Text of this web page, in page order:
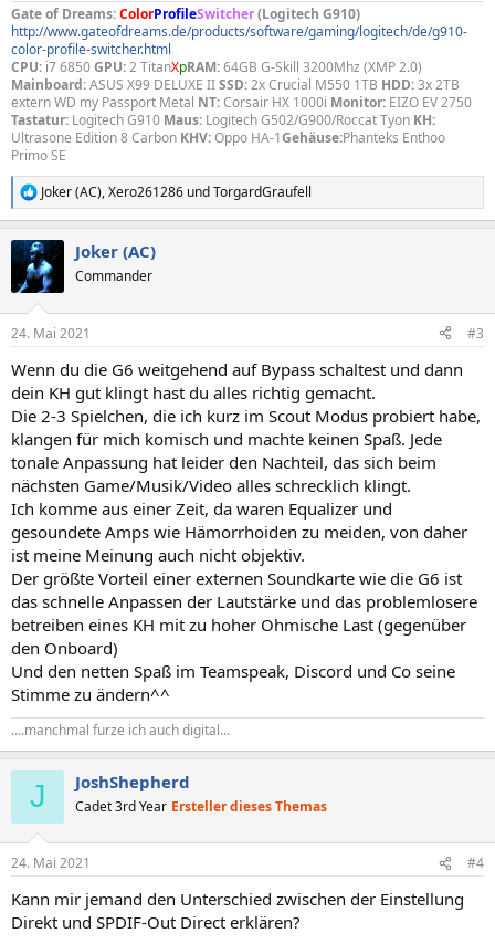
Gate of Dreams:ColorProfileSwitcher(Logitech G910)
http://www.gateofdreams.de/products/software/gaming/logitech/de/g910-
color-profile-switcher.html
CPU: i7 6850GPU:2 TitanXpRAM:64GB G-Skill 3200Mhz (XMP 2.0)
Mainboard:ASUS X99 DELUXE IISSD:2x Crucial M550 1TB HDD:3x 2TB
extern WD my Passport Metal NT:Corsair HX 1000i Monitor: EIZO EV 2750
Tastatur: Logitech G910 Maus: Logitech G502/G900/Roccat Tyon KH:
Ultrasone Edition 8 Carbon KHV:Oppo HA-1Gehäuse:Phanteks Enthoo
Primo SE
R
e
k
t
i
e
:
Joker (AC),Xero261286 undTorgardGraufell
Joker (AC)
Commander
24. Mai 2021 #3
Wenn du die G6 weitgehend auf Bypass schaltest und dann
dein KH gut klingt hast du alles richtig gemacht.
Die 2-3 Spielchen, die ich kurz im Scout Modus probiert habe,
klangen für mich komisch und machte keinen Spaß. Jede
tonale Anpassung hat leider den Nachteil, das sich beim
nächsten Game/Musik/Video alles schrecklich klingt.
Ich komme aus einer Zeit, da waren Equalizer und
gesoundete Amps wie Hämorrhoiden zu meiden, von daher
ist meine Meinung auch nicht objektiv.
Der größte Vorteil einer externen Soundkarte wie die G6 ist
das schnelle Anpassen der Lautstärke und das problemlosere
betreiben eines KH mit zu hoher Ohmische Last (gegenüber
den Onboard)
Und den netten Spaß im Teamspeak, Discord und Co seine
Stimme zu ändern^^
....manchmal furze ich auch digital...
J JoshShepherd
Cadet 3rd Year Ersteller dieses Themas
24. Mai 2021 #4
Kann mir jemand den Unterschied zwischen der Einstellung
Direkt und SPDIF-Out Direct erklären?